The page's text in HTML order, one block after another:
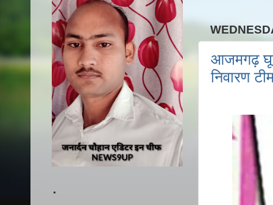
आजमगढ़
निवारण
.